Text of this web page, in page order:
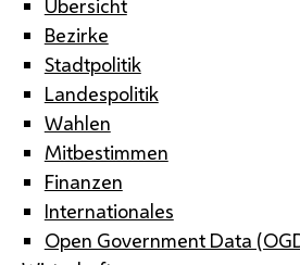
Bezirke
Stadtpolitik
Landespolitik
Wahlen
Mitbestimmen
Finanzen
Internationales
Open Government Data